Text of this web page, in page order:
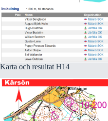
Karta och resultat H14